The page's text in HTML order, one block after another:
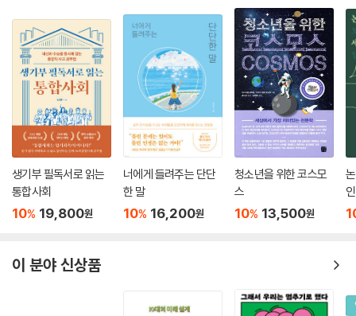
생기부 필독서로 읽는
통합사회
10% 19,800원
너에게 들려주는 단단
한 말
10% 16,200원
청소년을 위한 코스모
스
10% 13,500원
이 분야 신상품